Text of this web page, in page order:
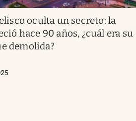
oculta un secreto: la
hace 90 años, ¿cuál era su
demolida?